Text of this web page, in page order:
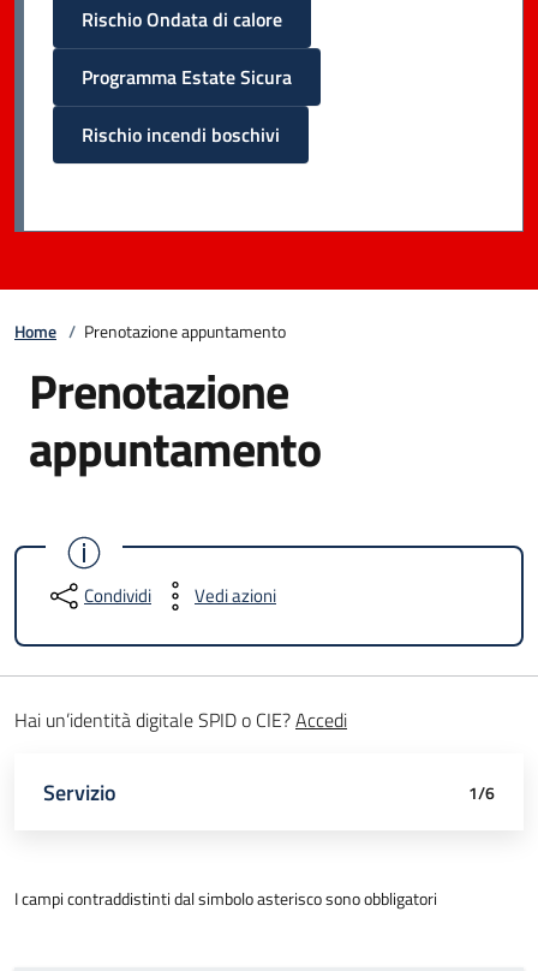
Rischio Ondata di calore
Programma Estate Sicura
Rischio incendi boschivi
Home / Prenotazione appuntamento
Prenotazione
appuntamento
Condividi Vedi azioni
Hai un’identità digitale SPID o CIE?Accedi
Servizio
Luogo
Data e orario
Dettagli appuntamento
Richiedente
Riepilogo 1/6
I campi contraddistinti dal simbolo asterisco sono obbligatori